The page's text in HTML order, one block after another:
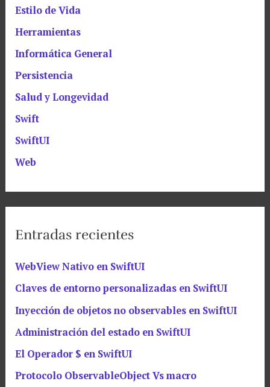
Estilo de Vida
Herramientas
Informática General
Persistencia
Salud y Longevidad
Swift
SwiftUI
Web
Entradas recientes
WebView Nativo en SwiftUI
Claves de entorno personalizadas en SwiftUI
Inyección de objetos no observables en SwiftUI
Administración del estado en SwiftUI
El Operador $ en SwiftUI
Protocolo ObservableObject Vs macro